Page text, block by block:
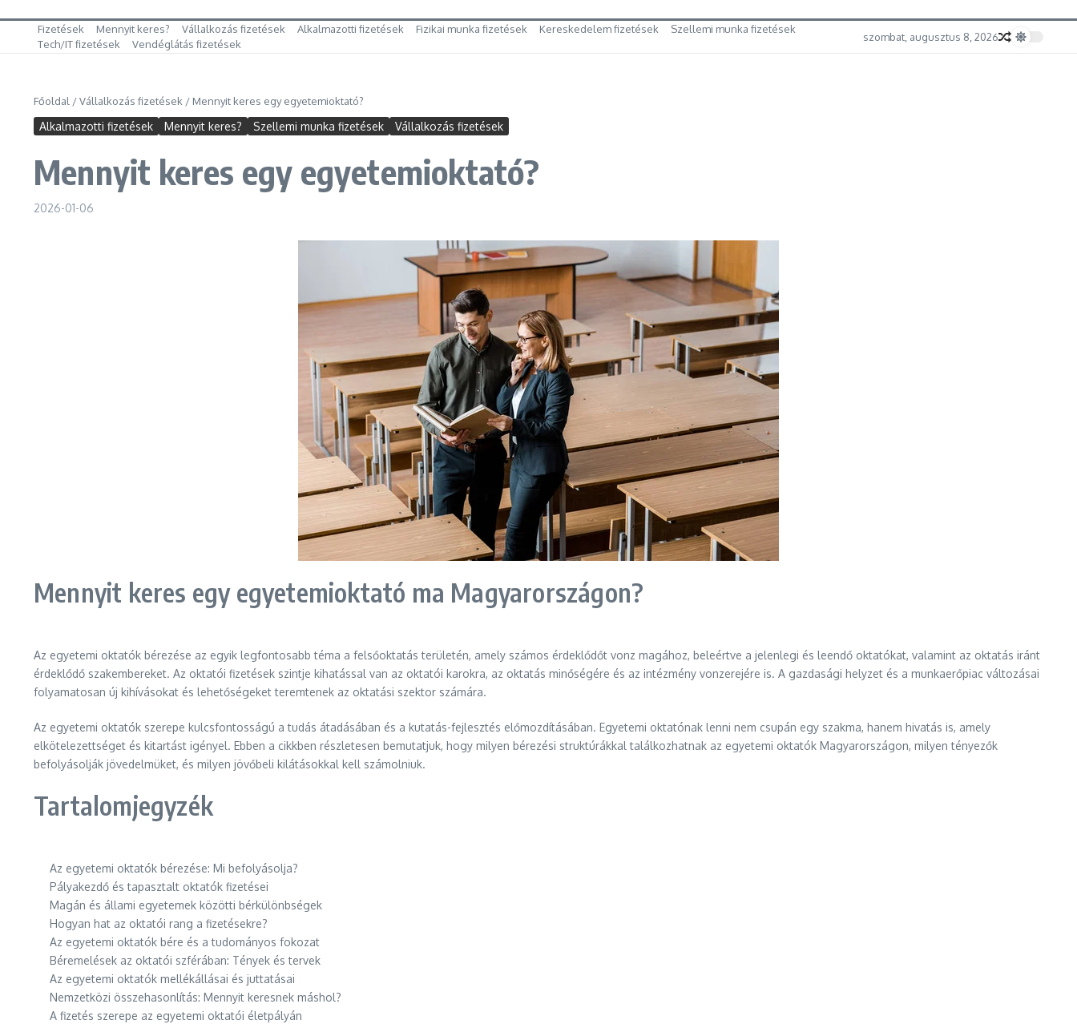
Fizetések Mennyit keres? Vállalkozás fizetések Alkalmazotti fizetések Fizikai munka fizetések Kereskedelem fizetések
Szellemi munka fizetések
Tech/IT fizetések
Vendéglátás fizetések
szombat, augusztus 8, 2026
Főoldal /Vállalkozás fizetések / Mennyit keres egy egyetemioktató?
Alkalmazotti fizetések Mennyit keres? Szellemi munka fizetések Vállalkozás fizetések
Mennyit keres egy egyetemioktató?
2026-01-06
Mennyit keres egy egyetemioktató ma Magyarországon?
Az egyetemi oktatók bérezése az egyik legfontosabb téma a felsőoktatás területén, amely számos érdeklődőt vonz magához, beleértve a jelenlegi és leendő oktatókat, valamint az oktatás iránt
érdeklődő szakembereket. Az oktatói fizetések szintje kihatással van az oktatói karokra, az oktatás minőségére és az intézmény vonzerejére is. A gazdasági helyzet és a munkaerőpiac változásai
folyamatosan új kihívásokat és lehetőségeket teremtenek az oktatási szektor számára.
Az egyetemi oktatók szerepe kulcsfontosságú a tudás átadásában és a kutatás-fejlesztés előmozdításában. Egyetemi oktatónak lenni nem csupán egy szakma, hanem hivatás is, amely
elkötelezettséget és kitartást igényel. Ebben a cikkben részletesen bemutatjuk, hogy milyen bérezési struktúrákkal találkozhatnak az egyetemi oktatók Magyarországon, milyen tényezők
befolyásolják jövedelmüket, és milyen jövőbeli kilátásokkal kell számolniuk.
Tartalomjegyzék
Az egyetemi oktatók bérezése: Mi befolyásolja?
Pályakezdő és tapasztalt oktatók fizetései
Magán és állami egyetemek közötti bérkülönbségek
Hogyan hat az oktatói rang a fizetésekre?
Az egyetemi oktatók bére és a tudományos fokozat
Béremelések az oktatói szférában: Tények és tervek
Az egyetemi oktatók mellékállásai és juttatásai
Nemzetközi összehasonlítás: Mennyit keresnek máshol?
A fizetés szerepe az egyetemi oktatói életpályán